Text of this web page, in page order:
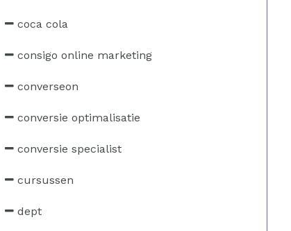
coca cola
consigo online marketing
converseon
conversie optimalisatie
conversie specialist
cursussen
dept